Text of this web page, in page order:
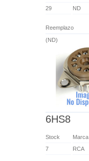
29
ND
Reemplazo
(ND)
6HS8
Stock Marca
7
RCA